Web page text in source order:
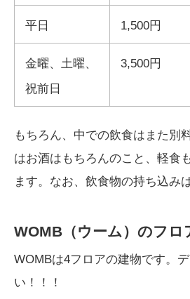
平日 1,500円
金曜、土曜、
祝前日
3,500円
もちろん、中での飲食はまた別
はお酒はもちろんのこと、軽食
ます。なお、飲食物の持ち込み
WOMB（ウーム）のフロ
WOMBは4フロアの建物です。
い！！！